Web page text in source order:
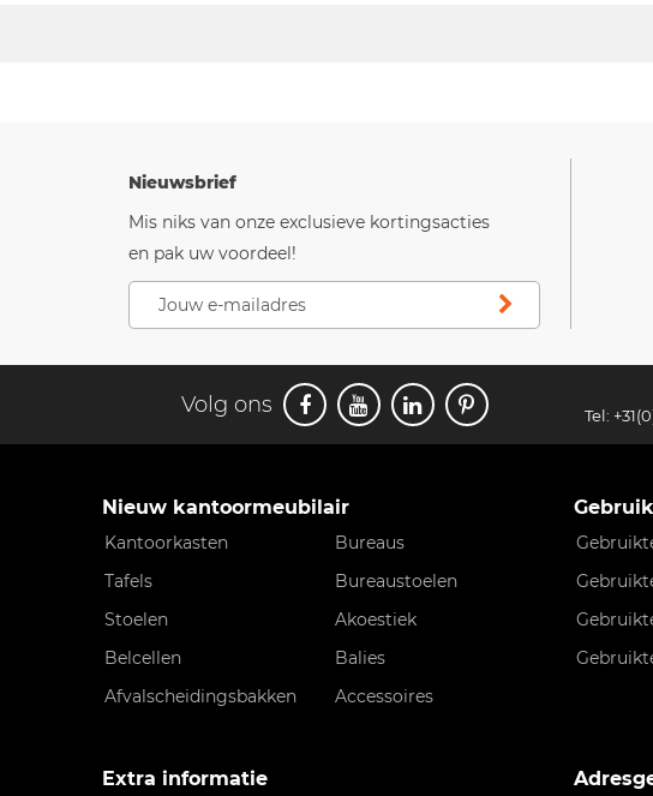
Nieuwsbrief
Mis niks van onze exclusieve kortingsacties
en pak uw voordeel!
Volg ons Tel:
Nieuw kantoormeubilair
Kantoorkasten
Bureaus
Tafels
Bureaustoelen
Stoelen
Akoestiek
Belcellen
Balies
Afvalscheidingsbakken
Accessoires
Extra informatie